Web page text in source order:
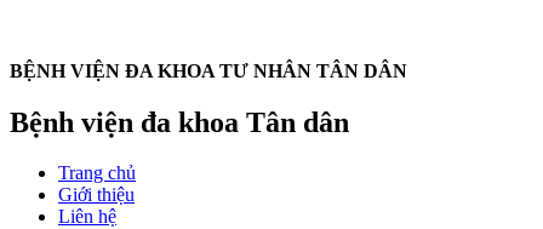
BỆNH VIỆN ĐA KHOA TƯ NHÂN TÂN DÂN
Bệnh viện đa khoa Tân dân
Trang chủ
Giới thiệu
Liên hệ